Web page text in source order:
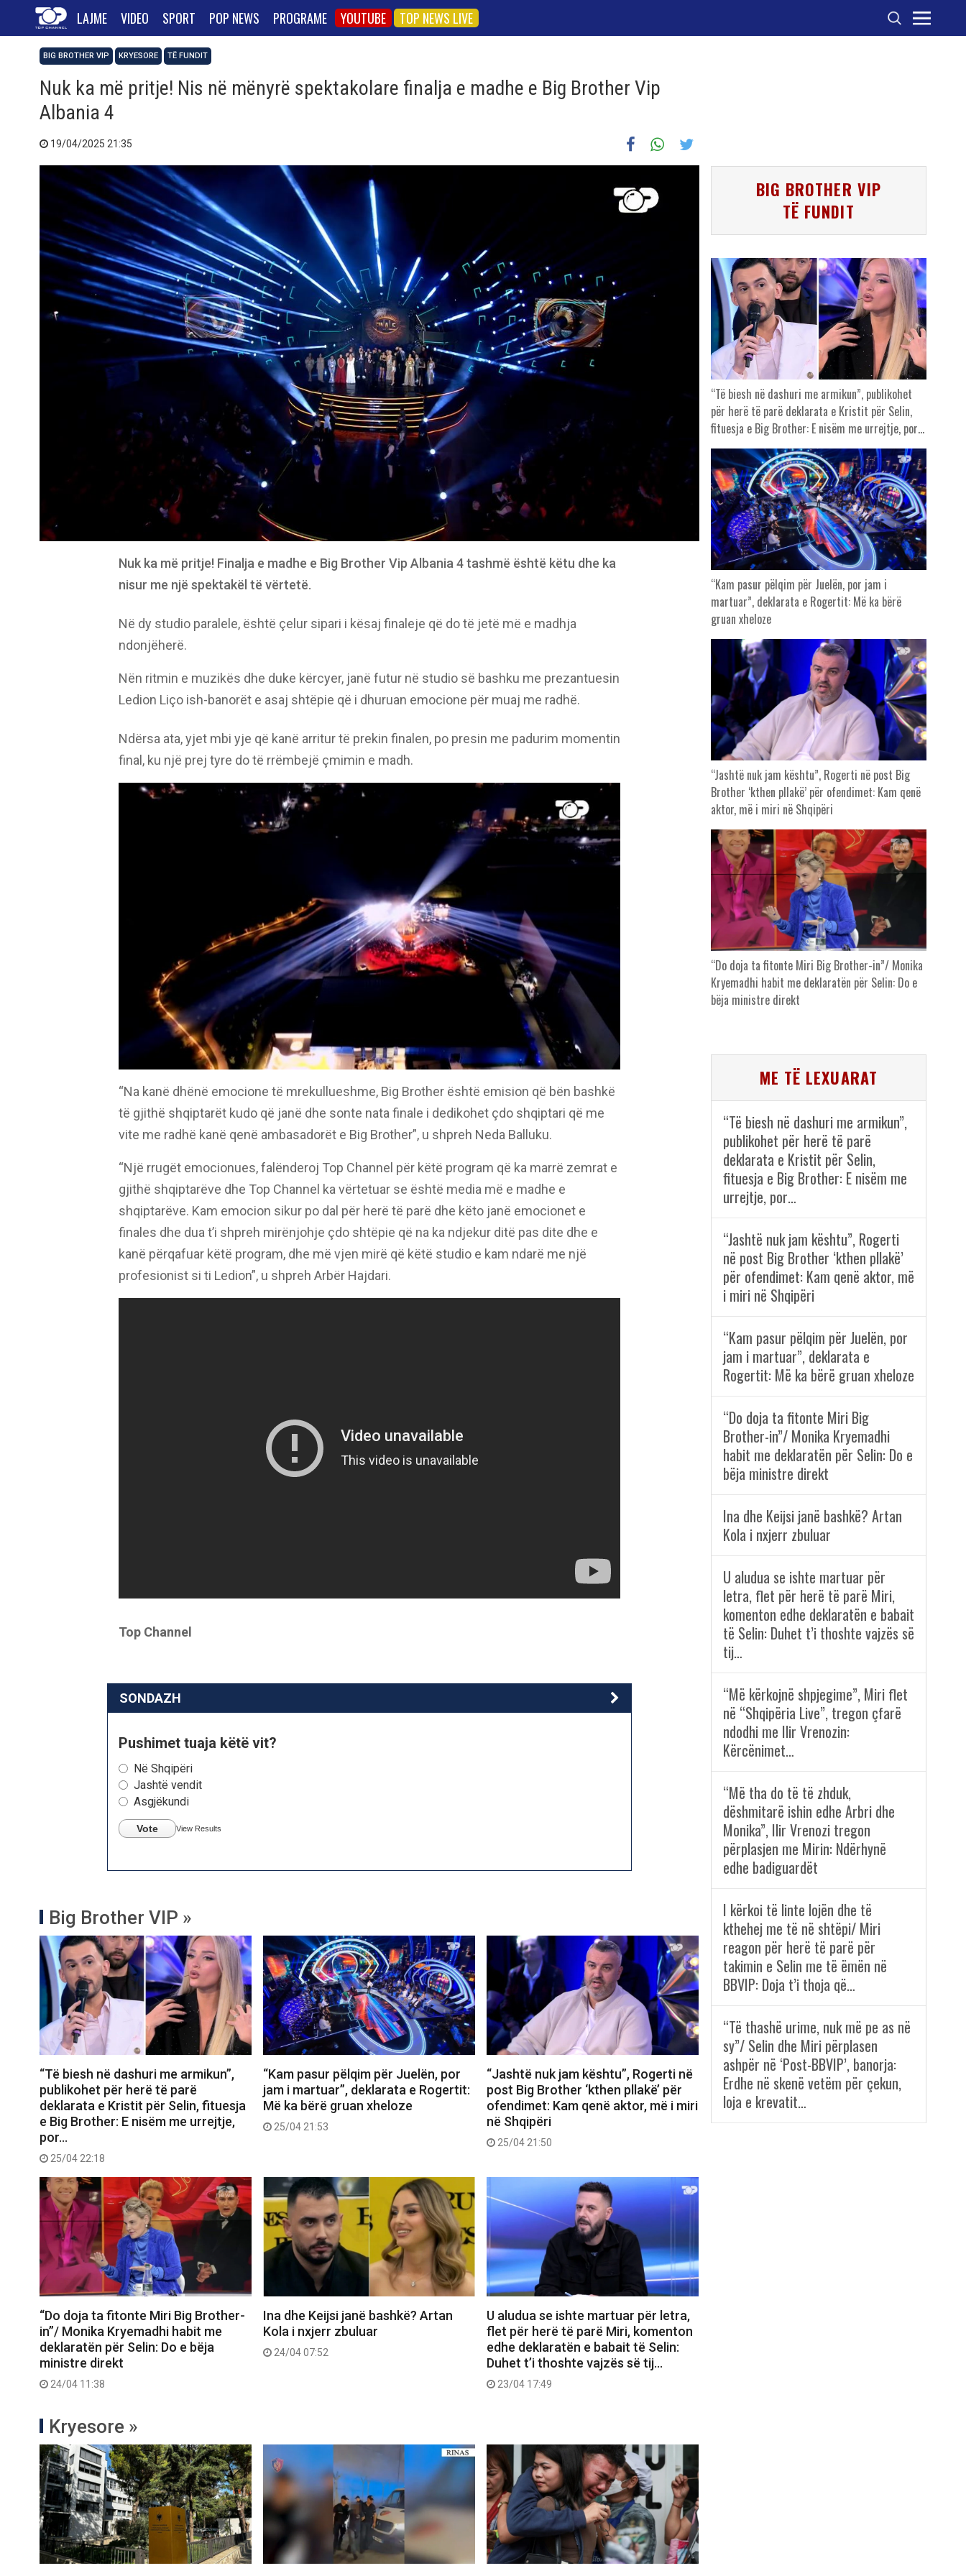
LAJME VIDEO SPORT POP NEWS PROGRAME YOUTUBE TOP NEWS LIVE
BIG BROTHER VIP KRYESORE TË FUNDIT
Nuk ka më pritje! Nis në mënyrë spektakolare finalja e madhe e Big Brother Vip
Albania 4
19/04/2025 21:35
Nuk ka më pritje! Finalja e madhe e Big Brother Vip Albania 4 tashmë është këtu dhe ka
nisur me një spektakël të vërtetë.
Në dy studio paralele, është çelur sipari i kësaj finaleje që do të jetë më e madhja
ndonjëherë.
Nën ritmin e muzikës dhe duke kërcyer, janë futur në studio së bashku me prezantuesin
Ledion Liço ish-banorët e asaj shtëpie që i dhuruan emocione për muaj me radhë.
Ndërsa ata, yjet mbi yje që kanë arritur të prekin finalen, po presin me padurim momentin
final, ku një prej tyre do të rrëmbejë çmimin e madh.
“Na kanë dhënë emocione të mrekullueshme, Big Brother është emision që bën bashkë
të gjithë shqiptarët kudo që janë dhe sonte nata finale i dedikohet çdo shqiptari që me
vite me radhë kanë qenë ambasadorët e Big Brother”, u shpreh Neda Balluku.
“Një rrugët emocionues, falënderoj Top Channel për këtë program që ka marrë zemrat e
gjithë shqiptarëve dhe Top Channel ka vërtetuar se është media më e madhe e
shqiptarëve. Kam emocion sikur po dal për herë të parë dhe këto janë emocionet e
finales dhe dua t’i shpreh mirënjohje çdo shtëpie që na ka ndjekur ditë pas dite dhe e
kanë përqafuar këtë program, dhe më vjen mirë që këtë studio e kam ndarë me një
profesionist si ti Ledion”, u shpreh Arbër Hajdari.
Top Channel
SONDAZH
Pushimet tuaja këtë vit?
Në Shqipëri
Jashtë vendit
Asgjëkundi
Vote View Results
Big Brother VIP »
“Të biesh në dashuri me armikun”,
publikohet për herë të parë
deklarata e Kristit për Selin, fituesja
e Big Brother: E nisëm me urrejtje,
por…
25/04 22:18
“Kam pasur pëlqim për Juelën, por
jam i martuar”, deklarata e Rogertit:
Më ka bërë gruan xheloze
25/04 21:53
“Jashtë nuk jam kështu”, Rogerti në
post Big Brother ‘kthen pllakë’ për
ofendimet: Kam qenë aktor, më i miri
në Shqipëri
25/04 21:50
“Do doja ta fitonte Miri Big Brother-
in”/ Monika Kryemadhi habit me
deklaratën për Selin: Do e bëja
ministre direkt
24/04 11:38
Ina dhe Keijsi janë bashkë? Artan
Kola i nxjerr zbuluar
24/04 07:52
U aludua se ishte martuar për letra,
flet për herë të parë Miri, komenton
edhe deklaratën e babait të Selin:
Duhet t’i thoshte vajzës së tij…
23/04 17:49
Kryesore »
BIG BROTHER VIP
TË FUNDIT
“Të biesh në dashuri me armikun”, publikohet
për herë të parë deklarata e Kristit për Selin,
fituesja e Big Brother: E nisëm me urrejtje, por…
“Kam pasur pëlqim për Juelën, por jam i
martuar”, deklarata e Rogertit: Më ka bërë
gruan xheloze
“Jashtë nuk jam kështu”, Rogerti në post Big
Brother ‘kthen pllakë’ për ofendimet: Kam qenë
aktor, më i miri në Shqipëri
“Do doja ta fitonte Miri Big Brother-in”/ Monika
Kryemadhi habit me deklaratën për Selin: Do e
bëja ministre direkt
ME TË LEXUARAT
“Të biesh në dashuri me armikun”,
publikohet për herë të parë
deklarata e Kristit për Selin,
fituesja e Big Brother: E nisëm me
urrejtje, por…
“Jashtë nuk jam kështu”, Rogerti
në post Big Brother ‘kthen pllakë’
për ofendimet: Kam qenë aktor, më
i miri në Shqipëri
“Kam pasur pëlqim për Juelën, por
jam i martuar”, deklarata e
Rogertit: Më ka bërë gruan xheloze
“Do doja ta fitonte Miri Big
Brother-in”/ Monika Kryemadhi
habit me deklaratën për Selin: Do e
bëja ministre direkt
Ina dhe Keijsi janë bashkë? Artan
Kola i nxjerr zbuluar
U aludua se ishte martuar për
letra, flet për herë të parë Miri,
komenton edhe deklaratën e babait
të Selin: Duhet t’i thoshte vajzës së
tij…
“Më kërkojnë shpjegime”, Miri flet
në “Shqipëria Live”, tregon çfarë
ndodhi me Ilir Vrenozin:
Kërcënimet…
“Më tha do të të zhduk,
dëshmitarë ishin edhe Arbri dhe
Monika”, Ilir Vrenozi tregon
përplasjen me Mirin: Ndërhynë
edhe badiguardët
I kërkoi të linte lojën dhe të
kthehej me të në shtëpi/ Miri
reagon për herë të parë për
takimin e Selin me të ëmën në
BBVIP: Doja t’i thoja që…
“Të thashë urime, nuk më pe as në
sy”/ Selin dhe Miri përplasen
ashpër në ‘Post-BBVIP’, banorja:
Erdhe në skenë vetëm për çekun,
loja e krevatit…